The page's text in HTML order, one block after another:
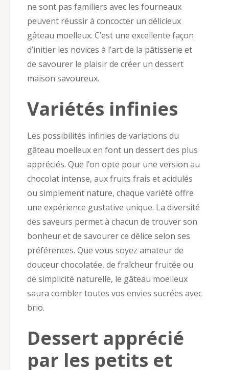
ne sont pas familiers avec les fourneaux
peuvent réussir à concocter un délicieux
gâteau moelleux. C’est une excellente façon
d’initier les novices à l’art de la pâtisserie et
de savourer le plaisir de créer un dessert
maison savoureux.
Variétés infinies
Les possibilités infinies de variations du
gâteau moelleux en font un dessert des plus
appréciés. Que l’on opte pour une version au
chocolat intense, aux fruits frais et acidulés
ou simplement nature, chaque variété offre
une expérience gustative unique. La diversité
des saveurs permet à chacun de trouver son
bonheur et de savourer ce délice selon ses
préférences. Que vous soyez amateur de
douceur chocolatée, de fraîcheur fruitée ou
de simplicité naturelle, le gâteau moelleux
saura combler toutes vos envies sucrées avec
brio.
Dessert apprécié
par les petits et